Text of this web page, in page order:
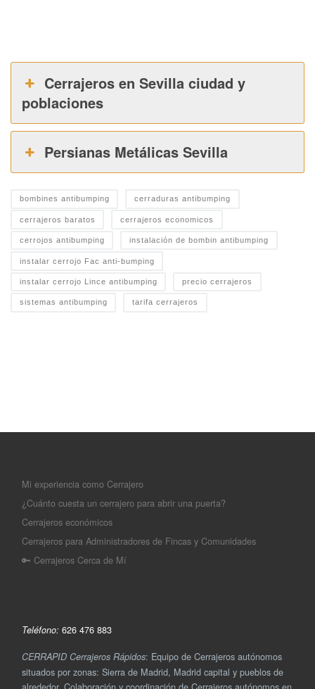
Cerrajeros en Sevilla ciudad y
poblaciones
Persianas Metálicas Sevilla
bombines antibumping cerraduras antibumping
cerrajeros baratos cerrajeros economicos
cerrojos antibumping instalación de bombin antibumping
instalar cerrojo Fac anti-bumping
instalar cerrojo Lince antibumping precio cerrajeros
sistemas antibumping tarifa cerrajeros
Mi experiencia como Cerrajero
¿Cuánto cuesta un cerrajero para abrir una puerta?
Cerrajeros económicos
Cerrajeros para Administradores de Fincas y Comunidades
🔑 Cerrajeros Cerca de Mí
Teléfono: 626 476 883
CERRAPID Cerrajeros Rápidos: Equipo de Cerrajeros autónomos
situados por zonas: Sierra de Madrid, Madrid capital y pueblos de